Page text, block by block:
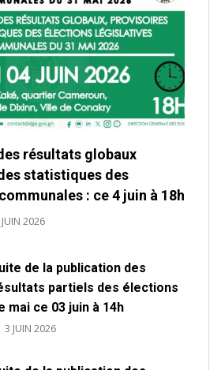
résultats globaux
statistiques des
: ce 4 juin à 18h
2026
de la publication des
partiels des élections
mai ce 03 juin à 14h
3 JUIN 2026